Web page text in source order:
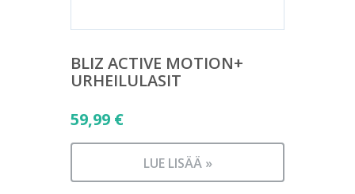
BLIZ ACTIVE MOTION+
URHEILULASIT
59,99 €
LUE LISÄÄ »